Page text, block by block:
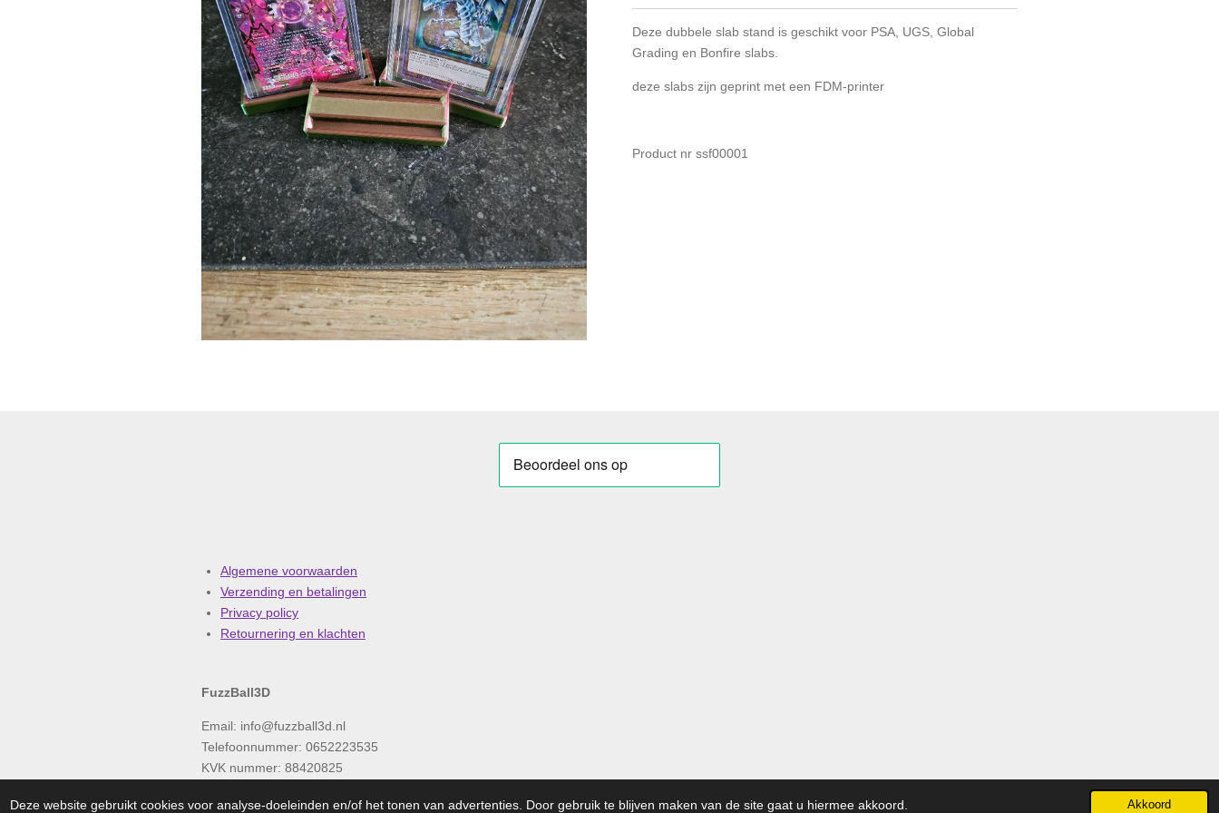
Deze website gebruikt cookies voor analyse-doeleinden en/of het tonen van advertenties. Door gebruik te blijven maken van de site gaat u hiermee akkoord. Akkoord
Deze dubbele slab stand is geschikt voor PSA, UGS, Global
Grading en Bonfire slabs.
deze slabs zijn geprint met een FDM-printer
Product nr ssf00001
Algemene voorwaarden
Verzending en betalingen
Privacy policy
Retournering en klachten
FuzzBall3D
Email: info@fuzzball3d.nl
Telefoonnummer: 0652223535
KVK nummer: 88420825